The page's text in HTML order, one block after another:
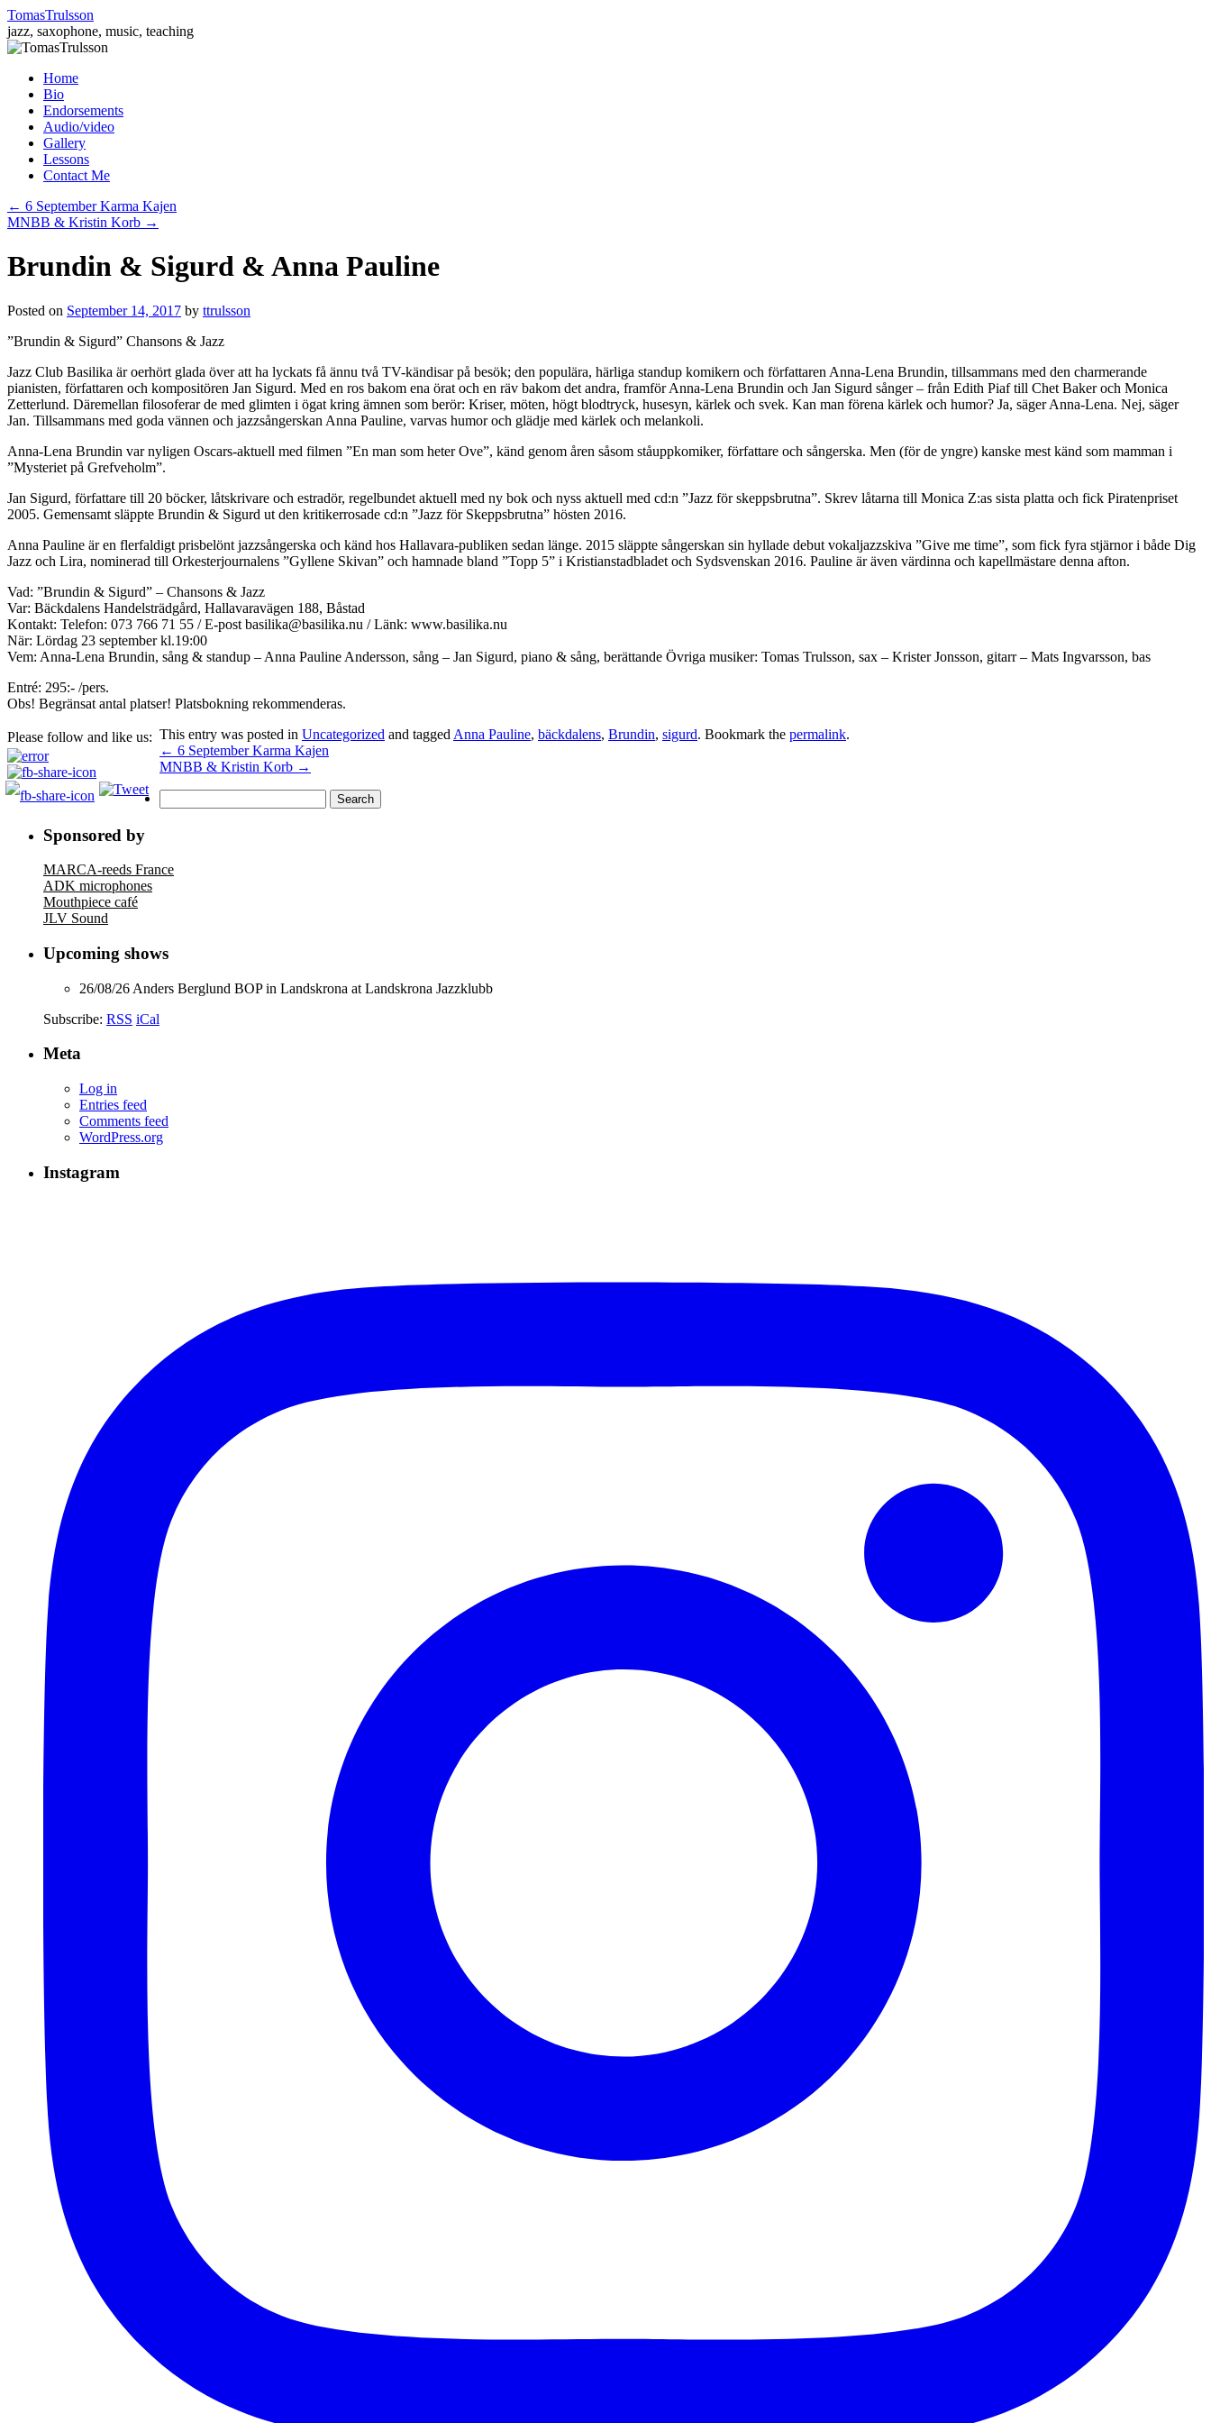
TomasTrulsson
jazz, saxophone, music, teaching
Skip
content
Home
Bio
Endorsements
Audio/video
Gallery
Lessons
Contact Me
← 6 September Karma Kajen
MNBB & Kristin Korb →
Brundin & Sigurd & Anna Pauline
Posted on September 14, 2017 by ttrulsson
”Brundin & Sigurd” Chansons & Jazz
Jazz Club Basilika är oerhört glada över att ha lyckats få ännu två TV-kändisar på besök; den populära, härliga standup komikern och författaren Anna-Lena Brundin, tillsammans med den charmerande
pianisten, författaren och kompositören Jan Sigurd. Med en ros bakom ena örat och en räv bakom det andra, framför Anna-Lena Brundin och Jan Sigurd sånger – från Edith Piaf till Chet Baker och Monica
Zetterlund. Däremellan filosoferar de med glimten i ögat kring ämnen som berör: Kriser, möten, högt blodtryck, husesyn, kärlek och svek. Kan man förena kärlek och humor? Ja, säger Anna-Lena. Nej, säger
Jan. Tillsammans med goda vännen och jazzsångerskan Anna Pauline, varvas humor och glädje med kärlek och melankoli.
Anna-Lena Brundin var nyligen Oscars-aktuell med filmen ”En man som heter Ove”, känd genom åren såsom ståuppkomiker, författare och sångerska. Men (för de yngre) kanske mest känd som mamman i
”Mysteriet på Grefveholm”.
Jan Sigurd, författare till 20 böcker, låtskrivare och estradör, regelbundet aktuell med ny bok och nyss aktuell med cd:n ”Jazz för skeppsbrutna”. Skrev låtarna till Monica Z:as sista platta och fick Piratenpriset
2005. Gemensamt släppte Brundin & Sigurd ut den kritikerrosade cd:n ”Jazz för Skeppsbrutna” hösten 2016.
Anna Pauline är en flerfaldigt prisbelönt jazzsångerska och känd hos Hallavara-publiken sedan länge. 2015 släppte sångerskan sin hyllade debut vokaljazzskiva ”Give me time”, som fick fyra stjärnor i både Dig
Jazz och Lira, nominerad till Orkesterjournalens ”Gyllene Skivan” och hamnade bland ”Topp 5” i Kristianstadbladet och Sydsvenskan 2016. Pauline är även värdinna och kapellmästare denna afton.
Vad: ”Brundin & Sigurd” – Chansons & Jazz
Var: Bäckdalens Handelsträdgård, Hallavaravägen 188, Båstad
Kontakt: Telefon: 073 766 71 55 / E-post basilika@basilika.nu / Länk: www.basilika.nu
När: Lördag 23 september kl.19:00
Vem: Anna-Lena Brundin, sång & standup – Anna Pauline Andersson, sång – Jan Sigurd, piano & sång, berättande Övriga musiker: Tomas Trulsson, sax – Krister Jonsson, gitarr – Mats Ingvarsson, bas
Entré: 295:- /pers.
Obs! Begränsat antal platser! Platsbokning rekommenderas.
Please follow and like us: This entry was posted in Uncategorized and tagged Anna Pauline, bäckdalens, Brundin, sigurd. Bookmark the permalink.
← 6 September Karma Kajen
MNBB & Kristin Korb →
for:
Sponsored by
MARCA-reeds France
ADK microphones
Mouthpiece café
JLV Sound
Upcoming shows
26/08/26 Anders Berglund BOP in Landskrona at Landskrona Jazzklubb
Subscribe: RSS iCal
Meta
Log in
Entries feed
Comments feed
WordPress.org
Instagram